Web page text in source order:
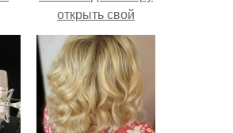
открыть свой
бренд.